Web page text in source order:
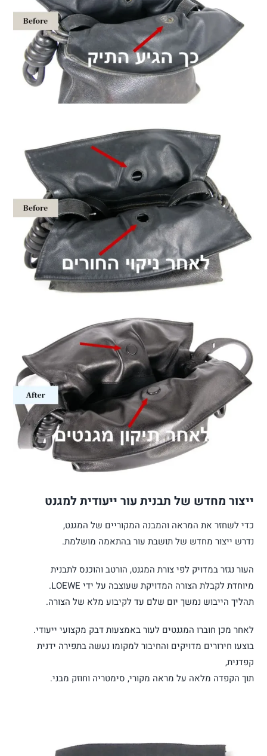
ייצור מחדש של תבנית עור ייעודית למגנט
כדי לשחזר את המראה והמבנה המקוריים של המגנט,
נדרש ייצור מחדש של תושבת עור בהתאמה מושלמת.
העור נגזר במדויק לפי צורת המגנט, הורטב והוכנס לתבנית
מיוחדת לקבלת הצורה המדויקת שעוצבה על ידי LOEWE.
תהליך הייבוש נמשך יום שלם עד לקיבוע מלא של הצורה.
לאחר מכן חוברו המגנטים לעור באמצעות דבק מקצועי ייעודי.
בוצעו חירורים מדויקים והחיבור למקומו נעשה בתפירה ידנית
קפדנית,
תוך הקפדה מלאה על מראה מקורי, סימטריה וחוזק מבני.